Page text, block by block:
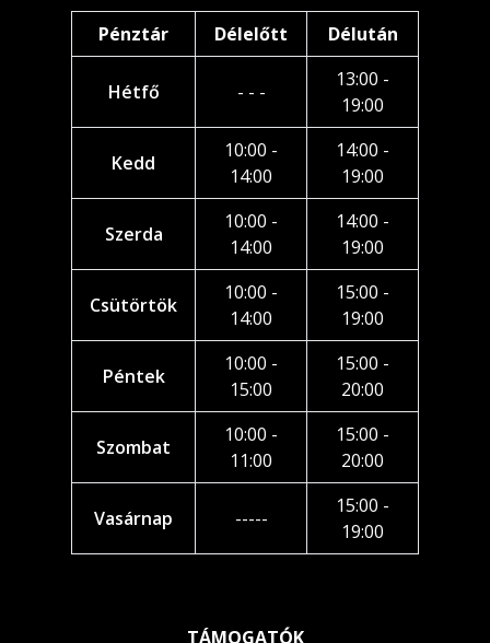
Pénztár Délelőtt Délután
Hétfő - - -
13:00 -
19:00
Kedd
10:00 -
14:00
14:00 -
19:00
Szerda
10:00 -
14:00
14:00 -
19:00
Csütörtök
10:00 -
14:00
15:00 -
19:00
Péntek
10:00 -
15:00
15:00 -
20:00
Szombat
10:00 -
11:00
15:00 -
20:00
Vasárnap -----
15:00 -
19:00
TÁMOGATÓK